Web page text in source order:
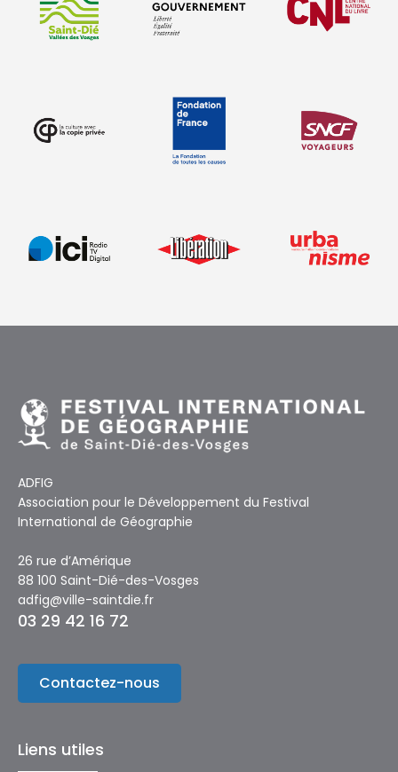
ADFIG
Association pour le Développement du Festival
International de Géographie
26 rue d’Amérique
88 100 Saint-Dié-des-Vosges
adfig@ville-saintdie.fr
03 29 42 16 72
Contactez-nous
Liens utiles